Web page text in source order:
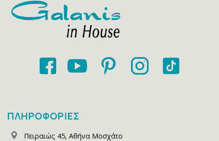
ΠΛΗΡΟΦΟΡΙΕΣ
Πειραιώς 45, Αθήνα Μοσχάτο